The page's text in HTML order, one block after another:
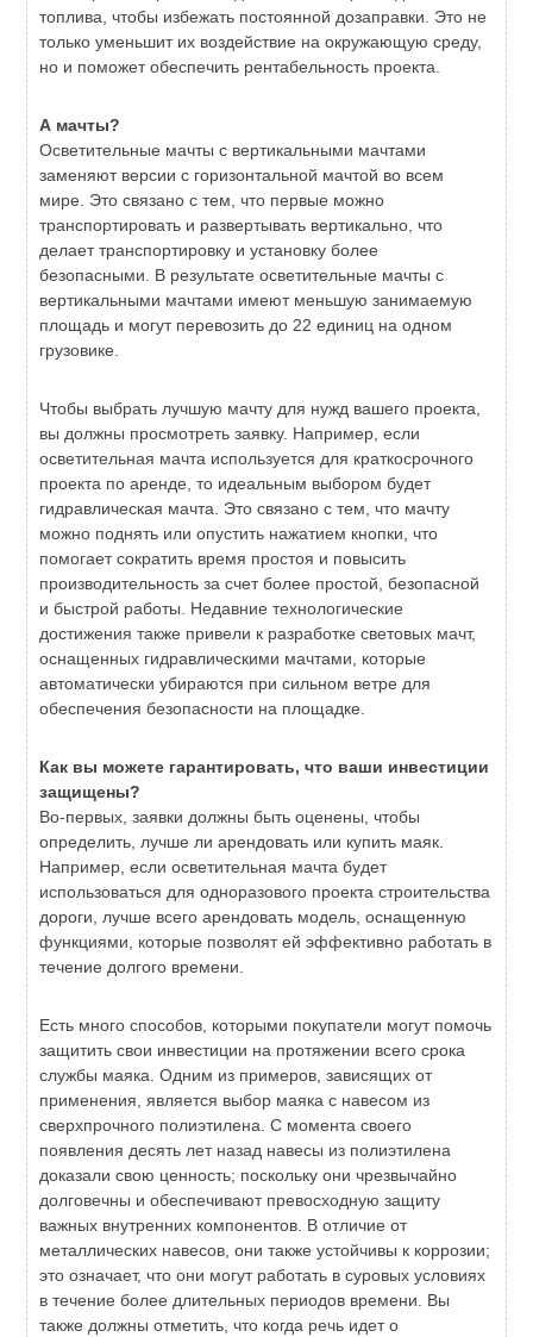
топлива, чтобы избежать постоянной дозаправки. Это не
только уменьшит их воздействие на окружающую среду,
но и поможет обеспечить рентабельность проекта.
А мачты?
Осветительные мачты с вертикальными мачтами
заменяют версии с горизонтальной мачтой во всем
мире. Это связано с тем, что первые можно
транспортировать и развертывать вертикально, что
делает транспортировку и установку более
безопасными. В результате осветительные мачты с
вертикальными мачтами имеют меньшую занимаемую
площадь и могут перевозить до 22 единиц на одном
грузовике.
Чтобы выбрать лучшую мачту для нужд вашего проекта,
вы должны просмотреть заявку. Например, если
осветительная мачта используется для краткосрочного
проекта по аренде, то идеальным выбором будет
гидравлическая мачта. Это связано с тем, что мачту
можно поднять или опустить нажатием кнопки, что
помогает сократить время простоя и повысить
производительность за счет более простой, безопасной
и быстрой работы. Недавние технологические
достижения также привели к разработке световых мачт,
оснащенных гидравлическими мачтами, которые
автоматически убираются при сильном ветре для
обеспечения безопасности на площадке.
Как вы можете гарантировать, что ваши инвестиции
защищены?
Во-первых, заявки должны быть оценены, чтобы
определить, лучше ли арендовать или купить маяк.
Например, если осветительная мачта будет
использоваться для одноразового проекта строительства
дороги, лучше всего арендовать модель, оснащенную
функциями, которые позволят ей эффективно работать в
течение долгого времени.
Есть много способов, которыми покупатели могут помочь
защитить свои инвестиции на протяжении всего срока
службы маяка. Одним из примеров, зависящих от
применения, является выбор маяка с навесом из
сверхпрочного полиэтилена. С момента своего
появления десять лет назад навесы из полиэтилена
доказали свою ценность; поскольку они чрезвычайно
долговечны и обеспечивают превосходную защиту
важных внутренних компонентов. В отличие от
металлических навесов, они также устойчивы к коррозии;
это означает, что они могут работать в суровых условиях
в течение более длительных периодов времени. Вы
также должны отметить, что когда речь идет о